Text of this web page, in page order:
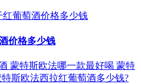
价格多少钱
蒙特斯欧法哪一款最好喝 蒙特
斯欧法西拉红葡萄酒多少钱?